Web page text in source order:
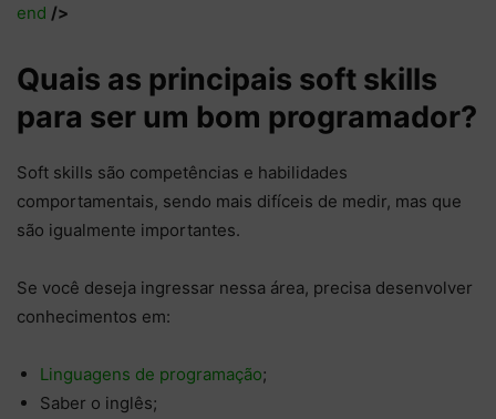
end />
Quais as principais soft skills
para ser um bom programador?
Soft skills são competências e habilidades
comportamentais, sendo mais difíceis de medir, mas que
são igualmente importantes.
Se você deseja ingressar nessa área, precisa desenvolver
conhecimentos em:
Linguagens de programação;
Saber o inglês;